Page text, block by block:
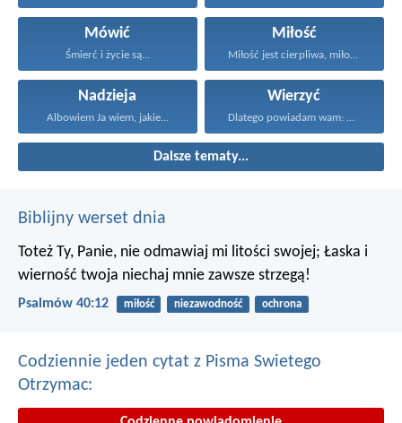
Mówić
Śmierć i życie są...
Miłość
Miłość jest cierpliwa, miłość...
Nadzieja
Albowiem Ja wiem, jakie...
Wierzyć
Dlatego powiadam wam: Wszystko...
Dalsze tematy...
Biblijny werset dnia
Toteż Ty, Panie, nie odmawiaj mi litości swojej; Łaska i
wierność twoja niechaj mnie zawsze strzegą!
Psalmów 40:12 miłość niezawodność ochrona
Codziennie jeden cytat z Pisma Swietego
Otrzymac: